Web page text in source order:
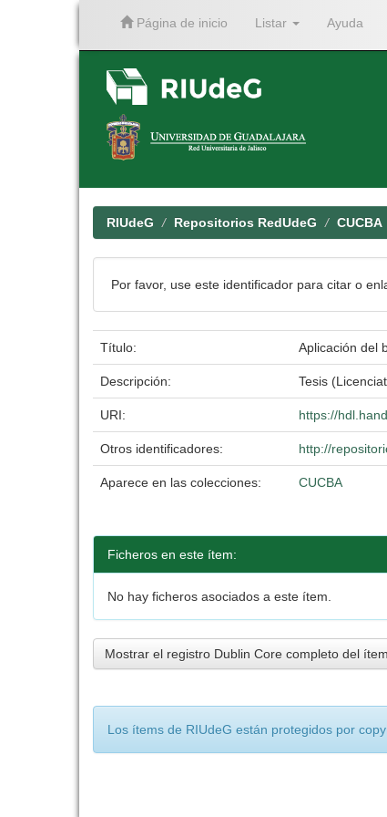
Página de inicio Listar Ayuda
RIUdeG Repositorios RedUdeG CUCBA
Por favor, use este identificador para citar o
Título: Aplicación del
Descripción: Tesis
URI: https://
Otros identificadores: http://
Aparece en las colecciones: CUCBA
Ficheros en este ítem:
No hay ficheros asociados a este ítem.
Mostrar el registro Dublin Core completo del ítem
Los ítems de RIUdeG están protegidos por